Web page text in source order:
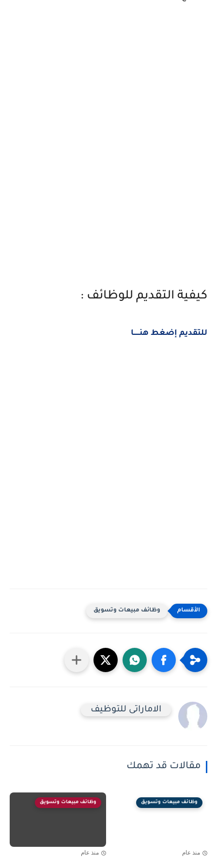
كيفية التقديم للوظائف :
للتقديم إضغط هنــــــا
وظائف مبيعات وتسويق
الاماراتى للتوظيف
مقالات قد تهمك
وظائف مبيعات وتسويق
منذ عام
وظائف مبيعات وتسويق
منذ عام